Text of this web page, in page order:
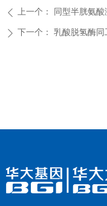
ꄴ 上一个： 同型半胱氨酸
ꄲ 下一个： 乳酸脱氢酶同